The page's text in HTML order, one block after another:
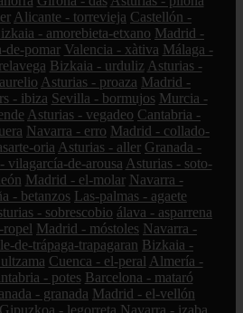
Alicante - torrevieja Castellón -
- amorebieta-etxano Madrid -
de-pomar Valencia - xàtiva Málaga -
Bizkaia - urduliz Asturias -
Asturias - proaza Madrid -
- ibiza Sevilla - bormujos Murcia -
Asturias - vegadeo Cantabria -
Navarra - erro Madrid - collado-
oria Asturias - aller Granada -
vilagarcía-de-arousa Asturias - soto-
Madrid - el-molar Navarra -
- betanzos Las-palmas - agaete
- sobrescobio álava - asparrena
ropel Madrid - móstoles Navarra -
de-trápaga-trapagaran Bizkaia -
Cuenca - el-peral Almería -
- potes Barcelona - mataró
- granada Madrid - el-vellón